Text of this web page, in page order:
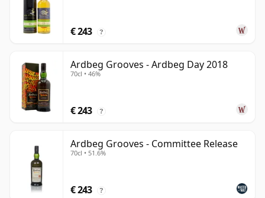
€ 243 ?
Ardbeg Grooves - Ardbeg Day 2018
70cl • 46%
€ 243 ?
Ardbeg Grooves - Committee Release
70cl • 51.6%
€ 243 ?